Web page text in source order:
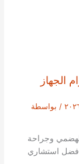
الجهاز
/ بواسطة
وجراحة
افضل استشاري